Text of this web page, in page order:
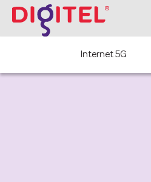
Internet 5G